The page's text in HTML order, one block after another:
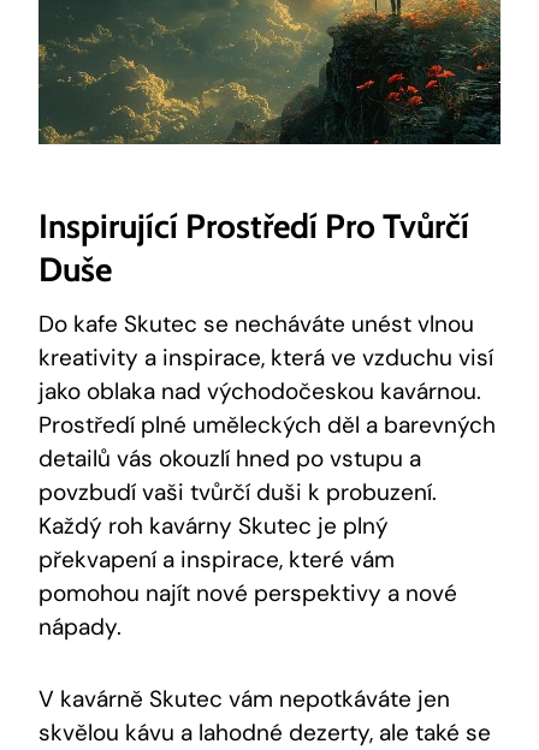
Inspirující Prostředí Pro Tvůrčí
Duše
Do kafe Skutec se necháváte unést vlnou
kreativity a inspirace, která ve vzduchu visí
jako oblaka nad východočeskou kavárnou.
Prostředí plné uměleckých děl a barevných
detailů vás okouzlí hned po vstupu a
povzbudí vaši tvůrčí duši k probuzení.
Každý roh kavárny Skutec je plný
překvapení a inspirace, které vám
pomohou najít nové perspektivy a nové
nápady.
V kavárně Skutec vám nepotkáváte jen
skvělou kávu a lahodné dezerty, ale také se